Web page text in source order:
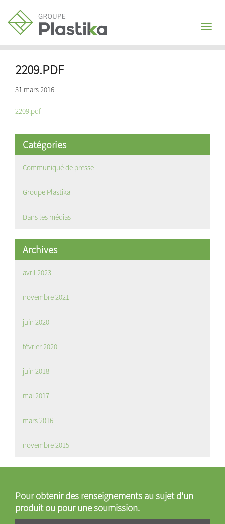
2209.PDF
31 mars 2016
2209.pdf
Catégories
Communiqué de presse
Groupe Plastika
Dans les médias
Archives
avril 2023
novembre 2021
juin 2020
février 2020
juin 2018
mai 2017
mars 2016
novembre 2015
Pour obtenir des renseignements au sujet d'un
produit ou pour une soumission.